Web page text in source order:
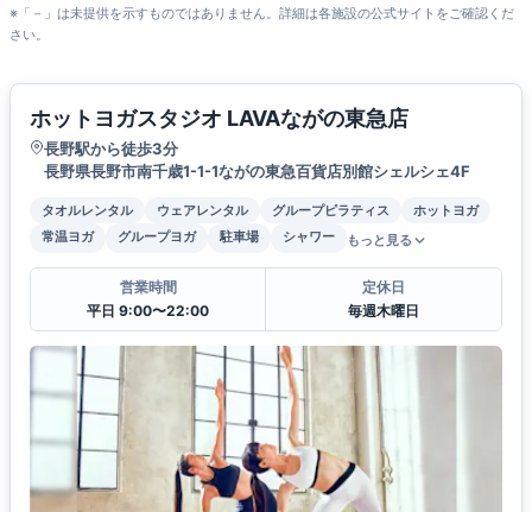
※「－」は未提供を示すものではありません。詳細は各施設の公式サイトをご確認くだ
さい。
ホットヨガスタジオ LAVAながの東急店
長野駅から徒歩3分
長野県長野市南千歳1-1-1ながの東急百貨店別館シェルシェ4F
タオルレンタル ウェアレンタル グループピラティス
ホットヨガ
常温ヨガ
グループヨガ 駐車場 シャワー もっと見る
営業時間
平日 9:00〜22:00
定休日
毎週木曜日